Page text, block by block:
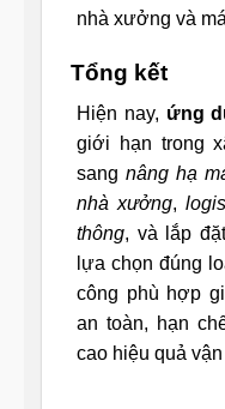
nhà xưởng và
Tổng kết
Hiện nay, ứng
giới hạn trong
sang nâng hạ
nhà xưởng,
thông, và lắp
lựa chọn đúng
công phù hợp
an toàn, hạn
cao hiệu quả